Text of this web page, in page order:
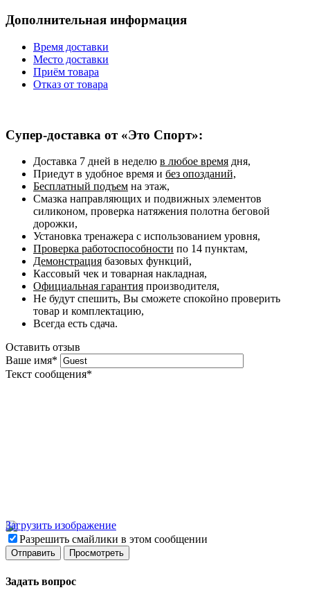
Дополнительная информация
Время доставки
Место доставки
Приём товара
Отказ от товара
Супер-доставка от «Это Спорт»:
Доставка 7 дней в неделю в любое время дня,
Приедут в удобное время и без опозданий,
Бесплатный подъем на этаж,
Смазка направляющих и подвижных элементов
силиконом, проверка натяжения полотна беговой
дорожки,
Установка тренажера с использованием уровня,
Проверка работоспособности по 14 пунктам,
Демонстрация базовых функций,
Кассовый чек и товарная накладная,
Официальная гарантия производителя,
Не будут спешить, Вы сможете спокойно проверить
товар и комплектацию,
Всегда есть сдача.
Оставить отзыв
Ваше имя*
Текст сообщения*
Загрузить изображение
Разрешить смайлики в этом сообщении
Задать вопрос